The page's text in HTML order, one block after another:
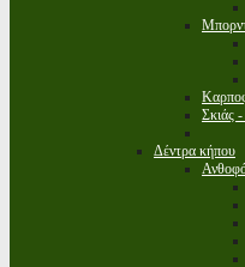
Σκιάς
Δέντρα κήπου